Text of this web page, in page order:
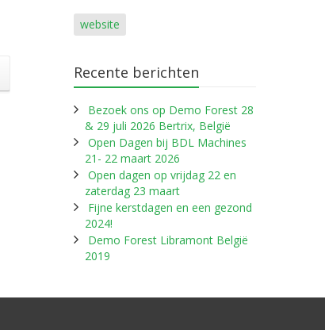
website
Recente berichten
Bezoek ons op Demo Forest 28
& 29 juli 2026 Bertrix, België
Open Dagen bij BDL Machines
21- 22 maart 2026
Open dagen op vrijdag 22 en
zaterdag 23 maart
Fijne kerstdagen en een gezond
2024!
Demo Forest Libramont België
2019